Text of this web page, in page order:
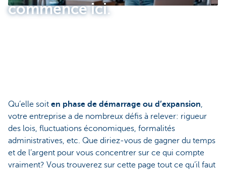
commence ici.
Qu’elle soit en phase de démarrage ou d’expansion,
votre entreprise a de nombreux défis à relever: rigueur
des lois, fluctuations économiques, formalités
administratives, etc. Que diriez-vous de gagner du temps
et de l’argent pour vous concentrer sur ce qui compte
vraiment? Vous trouverez sur cette page tout ce qu’il faut